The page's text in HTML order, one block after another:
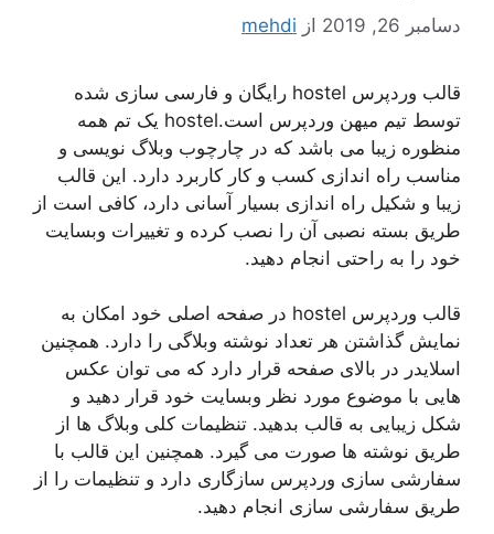
دسامبر 26, 2019 از mehdi
قالب وردپرس hostel رایگان و فارسی سازی شده
توسط تیم میهن وردپرس است.hostel یک تم همه
منظوره زیبا می باشد که در چارچوب وبلاگ نویسی و
مناسب راه اندازی کسب و کار کاربرد دارد. این قالب
زیبا و شکیل راه اندازی بسیار آسانی دارد، کافی است از
طریق بسته نصبی آن را نصب کرده و تغییرات وبسایت
خود را به راحتی انجام دهید.
قالب وردپرس hostel در صفحه اصلی خود امکان به
نمایش گذاشتن هر تعداد نوشته وبلاگی را دارد. همچنین
اسلایدر در بالای صفحه قرار دارد که می توان عکس
هایی با موضوع مورد نظر وبسایت خود قرار دهید و
شکل زیبایی به قالب بدهید. تنظیمات کلی وبلاگ ها از
طریق نوشته ها صورت می گیرد. همچنین این قالب با
سفارشی سازی وردپرس سازگاری دارد و تنظیمات را از
طریق سفارشی سازی انجام دهید.